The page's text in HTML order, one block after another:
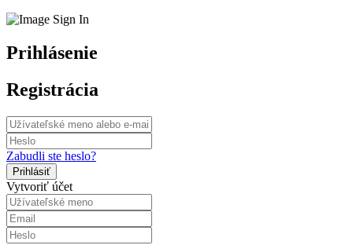
Prihlásenie
Registrácia
Zabudli ste heslo?
Vytvoriť účet